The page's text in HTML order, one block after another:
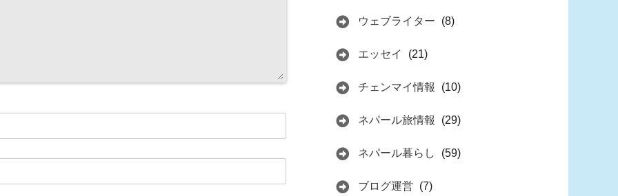
ウェブライター (8)
エッセイ (21)
チェンマイ情報 (10)
ネパール旅情報 (29)
ネパール暮らし (59)
ブログ運営 (7)